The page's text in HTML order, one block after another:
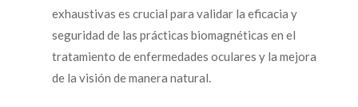
exhaustivas es crucial para validar la eficacia y
seguridad de las prácticas biomagnéticas en el
tratamiento de enfermedades oculares y la mejora
de la visión de manera natural.